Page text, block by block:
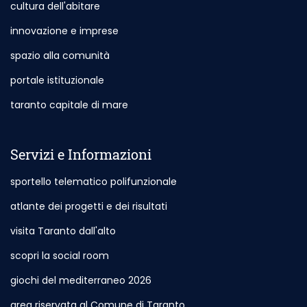
cultura dell'abitare
innovazione e imprese
spazio alla comunità
portale istituzionale
taranto capitale di mare
Servizi e Informazioni
sportello telematico polifunzionale
atlante dei progetti e dei risultati
visita Taranto dall'alto
scopri la social room
giochi del mediterraneo 2026